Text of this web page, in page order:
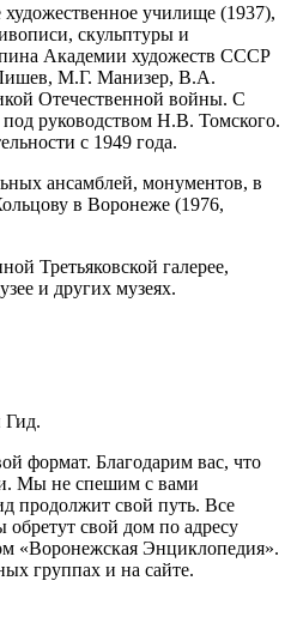
училище (1937),
скульптуры и
Академии художеств СССР
М.Г. Манизер, В.А.
Отечественной войны. С
руководством Н.В. Томского.
с 1949 года.
ансамблей, монументов, в
в Воронеже (1976,
Третьяковской галерее,
и других музеях.
Гид.
формат. Благодарим вас, что
Мы не спешим с вами
продолжит свой путь. Все
свой дом по адресу
«Воронежская Энциклопедия».
группах и на сайте.